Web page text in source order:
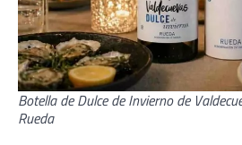
Botella de Dulce de Invierno de
Rueda